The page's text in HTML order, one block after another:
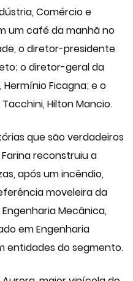
Comércio e
um café da manhã no
o diretor-presidente
o diretor-geral da
Ficagna; e o
Hilton Mancio.
que são verdadeiros
reconstruiu a
após um incêndio,
moveleirada
Mecânica,
em Engenharia
entidades do segmento.